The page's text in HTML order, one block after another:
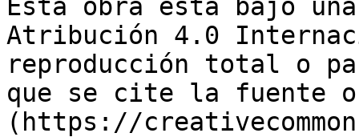
Esta obra está bajo
Atribución 4.0
reproducción total o
que se cite la fuente
(https://